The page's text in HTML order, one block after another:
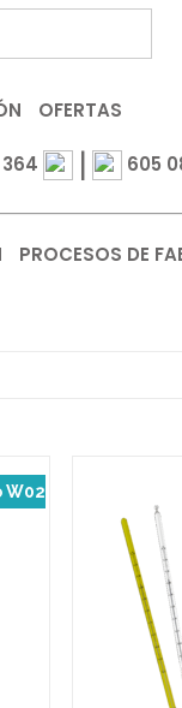
OFERTAS
| 605
PROCESOS DE
W02